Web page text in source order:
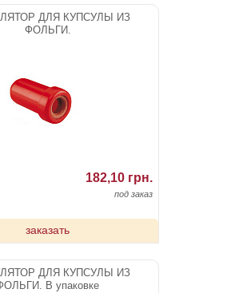
ДЛЯ КУПСУЛЫ ИЗ
ФОЛЬГИ.
182,10 грн.
под заказ
заказать
ДЛЯ КУПСУЛЫ ИЗ
В упаковке